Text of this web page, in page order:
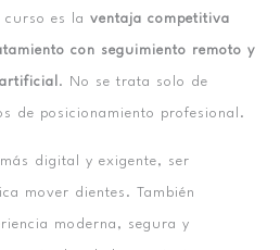
curso es la ventaja competitiva
con seguimiento remoto y
. No se trata solo de
de posicionamiento profesional.
digital y exigente, ser
mover dientes. También
moderna, segura y